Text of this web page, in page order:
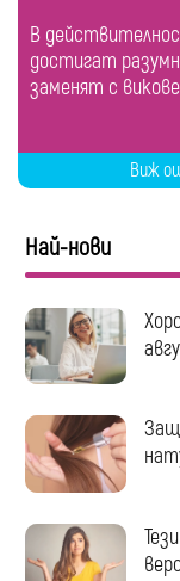
В
достигат
заменят с
Виж
Най-нови